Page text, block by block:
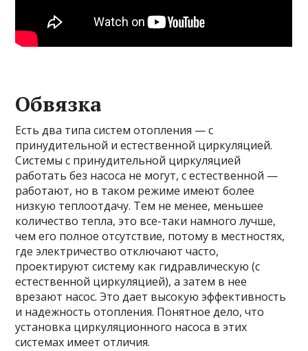
Обвязка
Есть два типа систем отопления — с
принудительной и естественной циркуляцией.
Системы с принудительной циркуляцией
работать без насоса не могут, с естественной —
работают, но в таком режиме имеют более
низкую теплоотдачу. Тем не менее, меньшее
количество тепла, это все-таки намного лучше,
чем его полное отсутствие, потому в местностях,
где электричество отключают часто,
проектируют систему как гидравлическую (с
естественной циркуляцией), а затем в нее
врезают насос. Это дает высокую эффективность
и надежность отопления. Понятное дело, что
установка циркуляционного насоса в этих
системах имеет отличия.